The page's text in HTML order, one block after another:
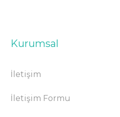
Kurumsal
İletişim
İletişim Formu